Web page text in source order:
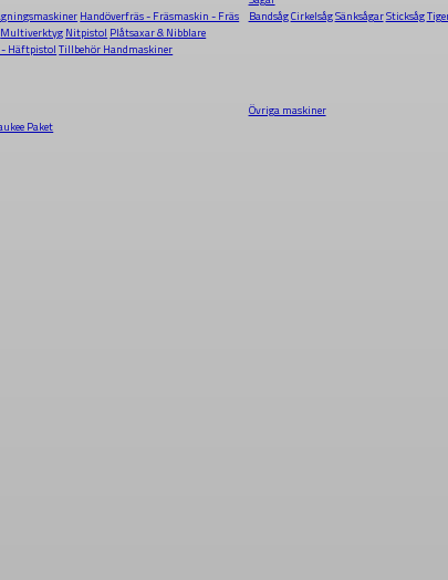
Handöverfräs - Fräsmaskin - Fräs
Multiverktyg Nitpistol Plåtsaxar & Nibblare
Häftpistol Tillbehör Handmaskiner
BandsågCirkelsågSänksågarSticksåg
Paket
Övriga maskiner